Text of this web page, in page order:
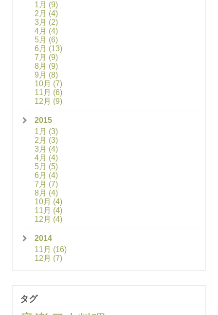
1月 (9)
2月 (4)
3月 (2)
4月 (4)
5月 (6)
6月 (13)
7月 (9)
8月 (9)
9月 (8)
10月 (7)
11月 (6)
12月 (9)
2015
1月 (3)
2月 (3)
3月 (4)
4月 (4)
5月 (5)
6月 (4)
7月 (7)
8月 (4)
10月 (4)
11月 (4)
12月 (4)
2014
11月 (16)
12月 (7)
タグ